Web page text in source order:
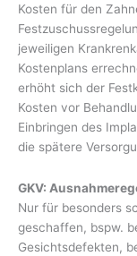
Kosten für den
jeweiligen
Kostenplans
erhöht sich der
Kosten vor
Einbringen des
die spätere
GKV:
Nur für besonders
geschaffen, bspw.
Gesichtsdefekten,